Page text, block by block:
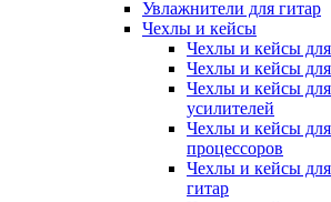
Увлажнители для гитар
Чехлы и кейсы
Чехлы и кейсы для
Чехлы и кейсы для
Чехлы и кейсы
усилителей
Чехлы и кейсы
процессоров
Чехлы и кейсы
гитар